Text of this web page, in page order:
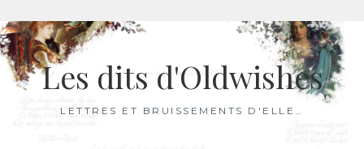
Aller
au
contenuLes dits d'Oldwishes
LETTRES ET BRUISSEMENTS D'ELLE…